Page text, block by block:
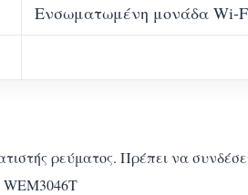
Ενσωματωμένη μονάδα Wi-
ρεύματος. Πρέπει να